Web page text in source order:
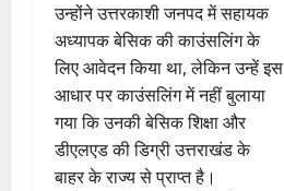
उन्होंने उत्तरकाशी जनपद में सहायक
अध्यापक बेसिक की काउंसलिंग के
लिए आवेदन किया था, लेकिन उन्हें इस
आधार पर काउंसलिंग में नहीं बुलाया
गया कि उनकी बेसिक शिक्षा और
डीएलएड की डिग्री उत्तराखंड के
बाहर के राज्य से प्राप्त है।